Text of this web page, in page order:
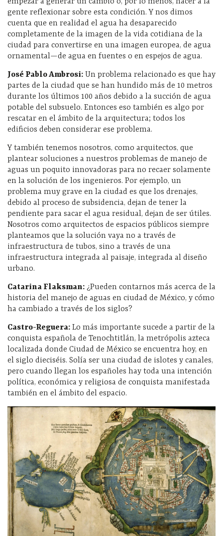
gente reflexionar sobre esta condición. Y nos dimos
cuenta que en realidad el agua ha desaparecido
completamente de la imagen de la vida cotidiana de la
ciudad para convertirse en una imagen europea, de agua
ornamental—de agua en fuentes o en espejos de agua.
José Pablo Ambrosi: Un problema relacionado es que hay
partes de la ciudad que se han hundido más de 10 metros
durante los últimos 100 años debido a la succión de agua
potable del subsuelo. Entonces eso también es algo por
rescatar en el ámbito de la arquitectura; todos los
edificios deben considerar ese problema.
Y también tenemos nosotros, como arquitectos, que
plantear soluciones a nuestros problemas de manejo de
aguas un poquito innovadoras para no recaer solamente
en la solución de los ingenieros. Por ejemplo, un
problema muy grave en la ciudad es que los drenajes,
debido al proceso de subsidencia, dejan de tener la
pendiente para sacar el agua residual, dejan de ser útiles.
Nosotros como arquitectos de espacios públicos siempre
planteamos que la solución vaya no a través de
infraestructura de tubos, sino a través de una
infraestructura integrada al paisaje, integrada al diseño
urbano.
Catarina Flaksman: ¿Pueden contarnos más acerca de la
historia del manejo de aguas en ciudad de México, y cómo
ha cambiado a través de los siglos?
Castro-Reguera: Lo más importante sucede a partir de la
conquista española de Tenochtitlán, la metrópolis azteca
localizada donde Ciudad de México se encuentra hoy, en
el siglo dieciséis. Solía ser una ciudad de islotes y canales,
pero cuando llegan los españoles hay toda una intención
política, económica y religiosa de conquista manifestada
también en el ámbito del espacio.